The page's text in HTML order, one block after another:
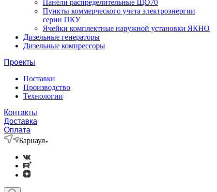
Панели распределительные ЩО70
Пункты коммерческого учета электроэнергии
серии ПКУ
Ячейки комплектные наружной установки ЯКНО
Дизельные генераторы
Дизельные компрессоры
Проекты
Поставки
Производство
Технологии
Контакты
Доставка
Оплата
Барнаул